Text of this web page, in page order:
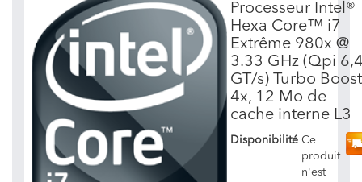
Processeur Intel®
Hexa Core™ i7
Extrême 980x @
3.33 GHz (Qpi
GT/s) Turbo Boost
4x, 12 Mo de
cache interne L3
Disponibilité Ce
produit
n'est